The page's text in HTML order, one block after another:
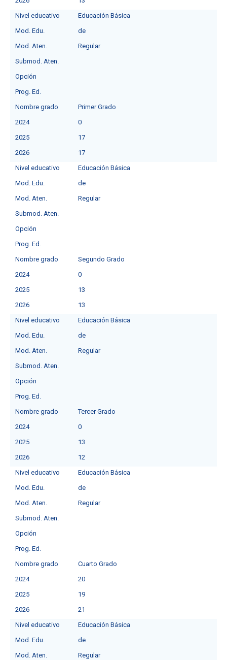
Nivel educativo
Educación Básica
Mod. Edu.
de
Mod. Aten.
Regular
Submod. Aten.
Opción
Prog. Ed.
Nombre grado
Primer Grado
2024
0
2025
17
2026
17
Nivel educativo
Educación Básica
Mod. Edu.
de
Mod. Aten.
Regular
Submod. Aten.
Opción
Prog. Ed.
Nombre grado
Segundo Grado
2024
0
2025
13
2026
13
Nivel educativo
Educación Básica
Mod. Edu.
de
Mod. Aten.
Regular
Submod. Aten.
Opción
Prog. Ed.
Nombre grado
Tercer Grado
2024
0
2025
13
2026
12
Nivel educativo
Educación Básica
Mod. Edu.
deㅤ
Mod. Aten.
Regular
Submod. Aten.
Opción
Prog. Ed.
Nombre grado
Cuarto Grado
2024
20
2025
19
2026
21
Nivel educativo
Educación Básica
Mod. Edu.
deㅤ
Mod. Aten.
Regular